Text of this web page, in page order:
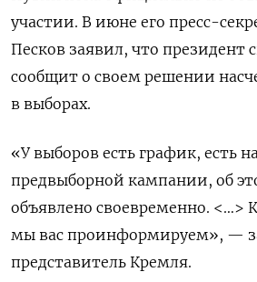
участии. В июне его пресс-
Песков заявил, что президент
сообщит о своем решении
в выборах.
«У выборов есть график, есть
предвыборной кампании, об
объявлено своевременно. <…>
мы вас проинформируем», —
представитель Кремля.